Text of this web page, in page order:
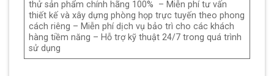
thử sản phẩm chính hãng 100% – Miễn phí tư vấn
thiết kế và xây dựng phòng họp trực tuyến theo phong
cách riêng – Miễn phí dịch vụ bảo trì cho các khách
hàng tiềm năng – Hỗ trợ kỹ thuật 24/7 trong quá trình
sử dụng